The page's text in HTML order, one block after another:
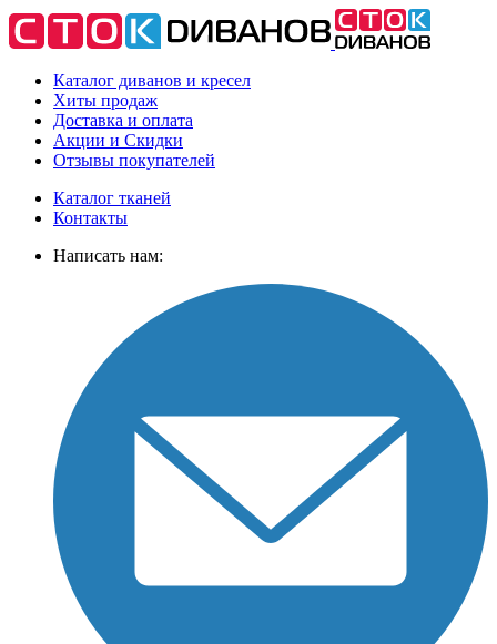
Каталог диванов и кресел
Хиты продаж
Доставка и оплата
Акции и Скидки
Отзывы покупателей
Каталог тканей
Контакты
Написать нам: